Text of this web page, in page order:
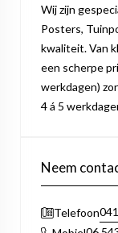
Wij zijn
Posters,
kwaliteit. Van
een scherpe
werkdagen)
4 á 5
Neem
Telefoon